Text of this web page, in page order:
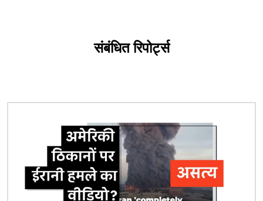
संबंधित रिपोर्ट्स